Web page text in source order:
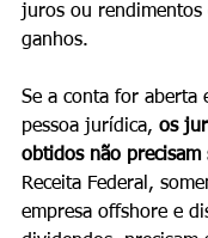
juros ou rendimentos
ganhos.
Se a conta for aberta
pessoa jurídica, os
obtidos não precisam
Receita Federal,
empresa offshore e